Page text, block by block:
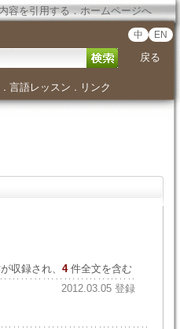
容を引用する．ホームページへ
中 EN
戻る
． 言語レッスン ． リンク
収録され、 4件全文を含む
2012.03.05 登録